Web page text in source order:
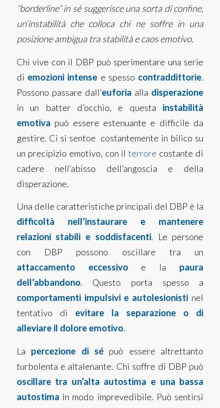
“borderline” in sé suggerisce una sorta di confine,
un’instabilità che colloca chi ne soffre in una
posizione ambigua tra stabilità e caos emotivo.
Chi vive con il DBP può sperimentare una serie
di emozioni intense e spesso contraddittorie.
Possono passare dall’euforia alla disperazione
in un batter d’occhio, e questa instabilità
emotiva può essere estenuante e difficile da
gestire. Ci si sentoe costantemente in bilico su
un precipizio emotivo, con ilterrore costante di
cadere nell’abisso dell’angoscia e della
disperazione.
Una delle caratteristiche principali del DBP è la
difficoltà nell’instaurare e mantenere
relazioni stabili e soddisfacenti. Le persone
con DBP possono oscillare tra un
attaccamento eccessivoe la paura
dell’abbandono. Questo porta spesso a
comportamenti impulsivi e autolesionisti nel
tentativo di evitare la separazione o di
alleviare il dolore emotivo.
La percezione di sé può essere altrettanto
turbolenta e altalenante. Chi soffre di DBP può
oscillare tra un’alta autostima e una bassa
autostima in modo imprevedibile. Può sentirsi